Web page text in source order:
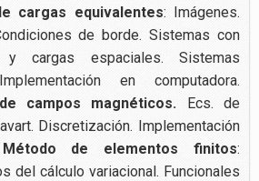
cargas equivalentes: Imágenes.
de borde. Sistemas con
y cargas espaciales. Sistemas
en computadora.
campos magnéticos. Ecs. de
Discretización. Implementación
Método de elementos finitos:
del cálculo variacional. Funcionales